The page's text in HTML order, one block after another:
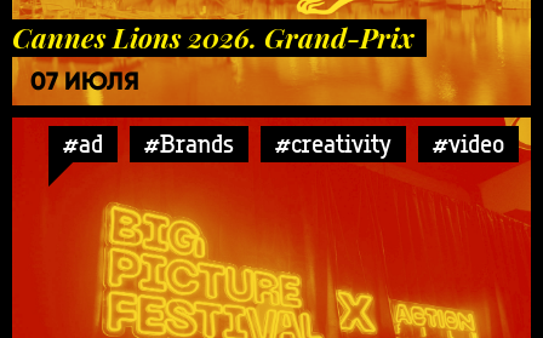
Cannes Lions 2026. Grand-Prix
07 ИЮЛЯ
#ad #Brands #creativity #video